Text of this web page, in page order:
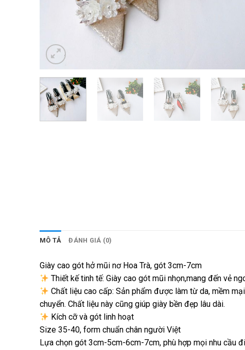
MÔ TẢ ĐÁNH GIÁ (0)
Giày cao gót hở mũi nơ Hoa Trà, gót 3cm-7cm
Thiết kế tinh tế: Giày cao gót mũi nhọn,mang đến vẻ
Chất liệu cao cấp: Sản phẩm được làm từ da, mềm
chuyển. Chất liệu này cũng giúp giày bền đẹp lâu dài.
Kích cỡ và gót linh hoạt
Size 35-40, form chuẩn chân người Việt
Lựa chọn gót 3cm-5cm-6cm-7cm, phù hợp mọi nhu cầu